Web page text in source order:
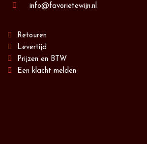
info@favorietewijn.nl
Retouren
Levertijd
Prijzen en BTW
Een klacht melden